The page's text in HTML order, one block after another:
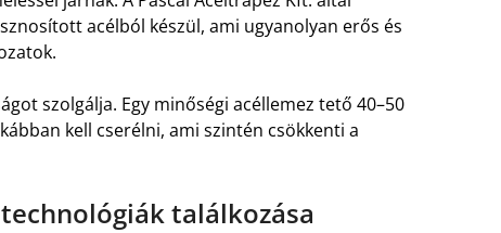
acélból készül, ami ugyanolyan erős és
szolgálja. Egy minőségi acéllemez tető 40–50
kell cserélni, ami szintén csökkenti a
találkozása